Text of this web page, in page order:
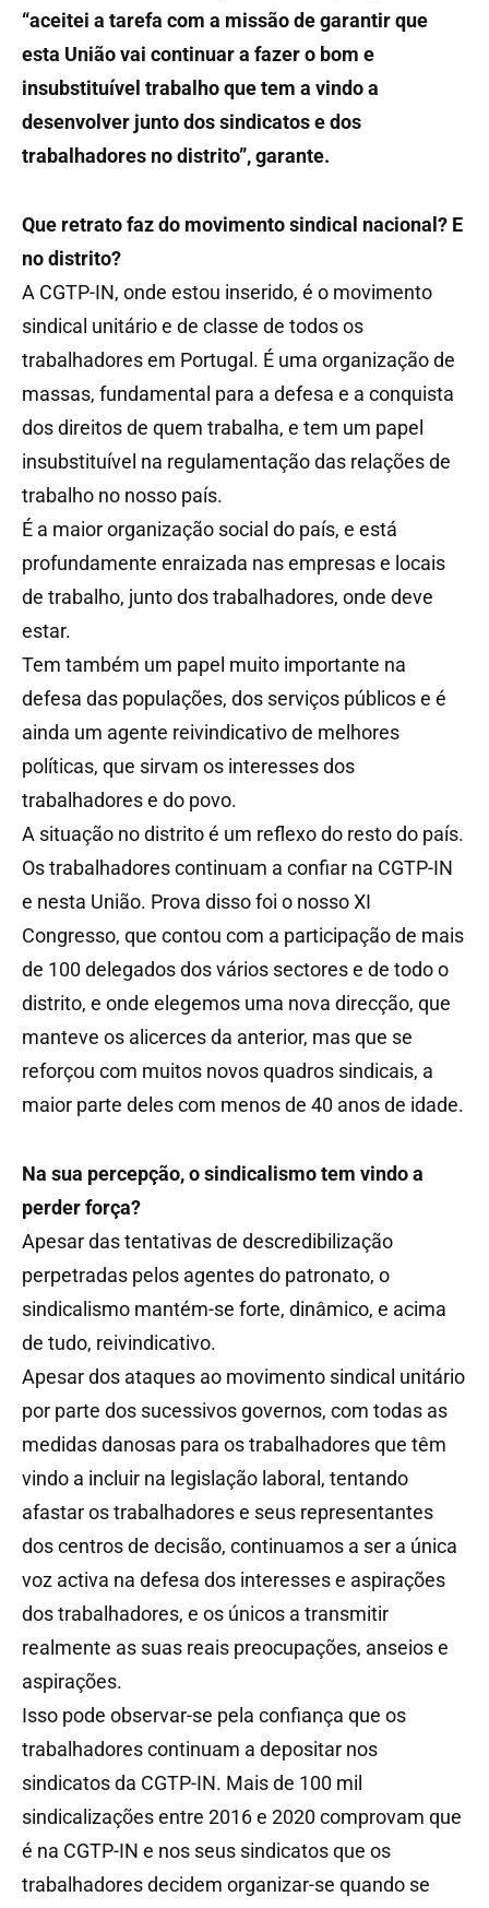
“aceitei a tarefa com a missão de garantir que
esta União vai continuar a fazer o bom e
insubstituível trabalho que tem a vindo a
desenvolver junto dos sindicatos e dos
trabalhadores no distrito”, garante.
Que retrato faz do movimento sindical nacional? E
no distrito?
A CGTP-IN, onde estou inserido, é o movimento
sindical unitário e de classe de todos os
trabalhadores em Portugal. É uma organização de
massas, fundamental para a defesa e a conquista
dos direitos de quem trabalha, e tem um papel
insubstituível na regulamentação das relações de
trabalho no nosso país.
É a maior organização social do país, e está
profundamente enraizada nas empresas e locais
de trabalho, junto dos trabalhadores, onde deve
estar.
Tem também um papel muito importante na
defesa das populações, dos serviços públicos e é
ainda um agente reivindicativo de melhores
políticas, que sirvam os interesses dos
trabalhadores e do povo.
A situação no distrito é um reflexo do resto do país.
Os trabalhadores continuam a confiar na CGTP-IN
e nesta União. Prova disso foi o nosso XI
Congresso, que contou com a participação de mais
de 100 delegados dos vários sectores e de todo o
distrito, e onde elegemos uma nova direcção, que
manteve os alicerces da anterior, mas que se
reforçou com muitos novos quadros sindicais, a
maior parte deles com menos de 40 anos de idade.
Na sua percepção, o sindicalismo tem vindo a
perder força?
Apesar das tentativas de descredibilização
perpetradas pelos agentes do patronato, o
sindicalismo mantém-se forte, dinâmico, e acima
de tudo, reivindicativo.
Apesar dos ataques ao movimento sindical unitário
por parte dos sucessivos governos, com todas as
medidas danosas para os trabalhadores que têm
vindo a incluir na legislação laboral, tentando
afastar os trabalhadores e seus representantes
dos centros de decisão, continuamos a ser a única
voz activa na defesa dos interesses e aspirações
dos trabalhadores, e os únicos a transmitir
realmente as suas reais preocupações, anseios e
aspirações.
Isso pode observar-se pela confiança que os
trabalhadores continuam a depositar nos
sindicatos da CGTP-IN. Mais de 100 mil
sindicalizações entre 2016 e 2020 comprovam que
é na CGTP-IN e nos seus sindicatos que os
trabalhadores decidem organizar-se quando se